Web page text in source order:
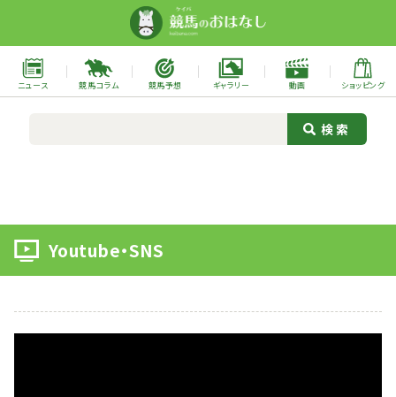
ニュース 競馬コラム 競馬予想 ギャラリー 動画 ショッピング
Youtube・SNS